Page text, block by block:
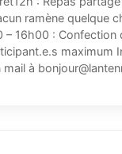
ramène quelque
16h00 : Confection
maximum
mail à